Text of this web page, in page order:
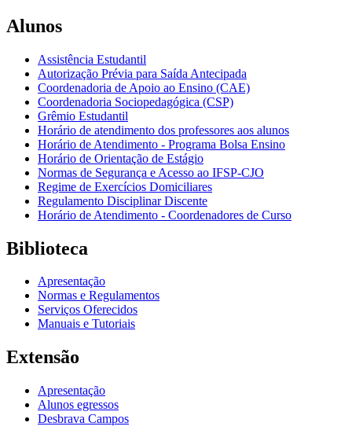
Alunos
Assistência Estudantil
Autorização Prévia para Saída Antecipada
Coordenadoria de Apoio ao Ensino (CAE)
Coordenadoria Sociopedagógica (CSP)
Grêmio Estudantil
Horário de atendimento dos professores aos alunos
Horário de Atendimento - Programa Bolsa Ensino
Horário de Orientação de Estágio
Normas de Segurança e Acesso ao IFSP-CJO
Regime de Exercícios Domiciliares
Regulamento Disciplinar Discente
Horário de Atendimento - Coordenadores de Curso
Biblioteca
Apresentação
Normas e Regulamentos
Serviços Oferecidos
Manuais e Tutoriais
Extensão
Apresentação
Alunos egressos
Desbrava Campos